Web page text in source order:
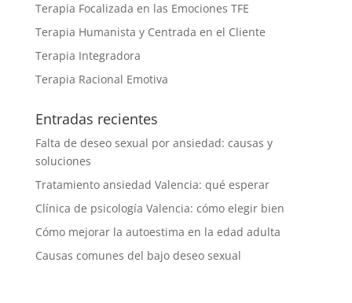
Terapia Focalizada en las Emociones TFE
Terapia Humanista y Centrada en el Cliente
Terapia Integradora
Terapia Racional Emotiva
Entradas recientes
Falta de deseo sexual por ansiedad: causas y
soluciones
Tratamiento ansiedad Valencia: qué esperar
Clínica de psicología Valencia: cómo elegir bien
Cómo mejorar la autoestima en la edad adulta
Causas comunes del bajo deseo sexual